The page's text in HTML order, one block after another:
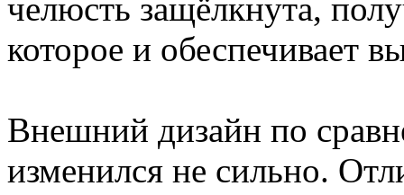
челюсть защёлкнута,
которое и обеспечивает
Внешний дизайн по
изменился не сильно.